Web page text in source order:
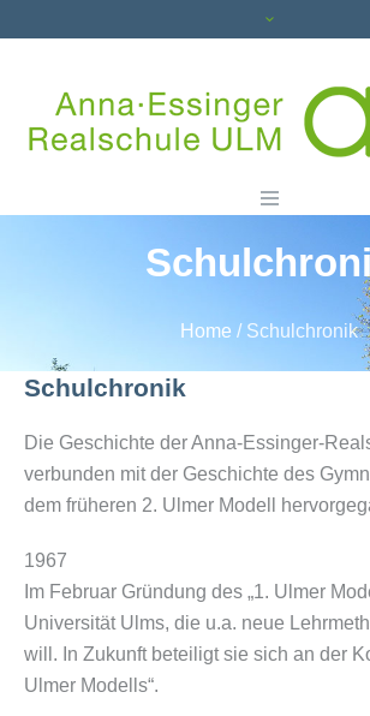
Home / Schulchronik
Schulchronik
Die Geschichte der Anna-Essinger-
verbunden mit der Geschichte des
dem früheren 2. Ulmer Modell
1967
Im Februar Gründung des „1. Ulmer
Universität Ulms, die u.a. neue
will. In Zukunft beteiligt sie sich an der
Ulmer Modells“.